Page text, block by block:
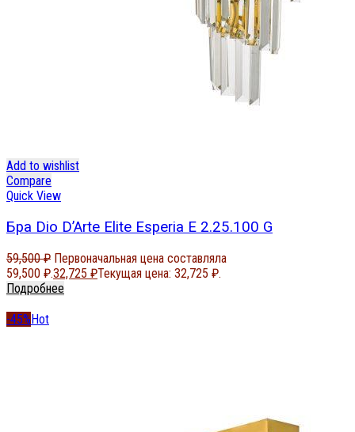
Add to wishlist
Compare
Quick View
Бра Dio D’Arte Elite Esperia E 2.25.100 G
59,500₽ Первоначальная цена составляла
59,500 ₽.32,725 ₽Текущая цена: 32,725 ₽.
Подробнее
-45%Hot